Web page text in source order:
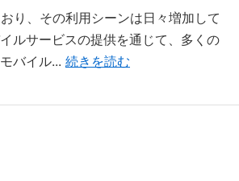
り、その利用シーンは日々増加して
ルサービスの提供を通じて、多くの
バイル... 続きを読む